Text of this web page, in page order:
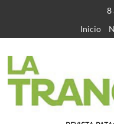
contenido
8
Inicio